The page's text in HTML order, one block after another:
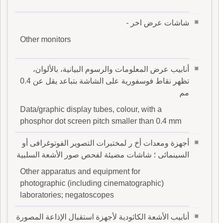
شاشات عرض اخر -
Other monitors
أنابيب عرض المعلومات والرسوم البيانية، بالألوان،
تظهر نقاط فوسفورية على الشاشة بتباعد يقل عن 0.4
مم
Data/graphic display tubes, colour, with a
phosphor dot screen pitch smaller than 0.4 mm
أجهزة ومعدات أخ ر لمختبرات التصوير الفوتوغرافى أو
السينمائى ؛ شاشات مضيئة لفحص صور الأشعة السلبية
Other apparatus and equipment for
photographic (including cinematographic)
laboratories; negatoscopes
أنابيب الأشعة الكاثودية لأجهزة استقبال الإذاعة المصورة